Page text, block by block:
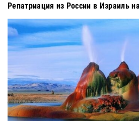
Репатриация из России в Израиль